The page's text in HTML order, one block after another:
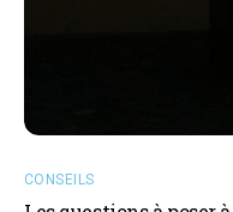
CONSEILS